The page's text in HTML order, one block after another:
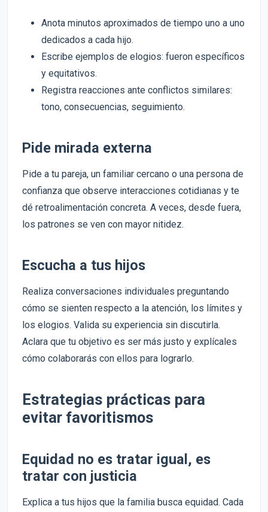
Anota minutos aproximados de tiempo uno a uno
dedicados a cada hijo.
Escribe ejemplos de elogios: fueron específicos
y equitativos.
Registra reacciones ante conflictos similares:
tono, consecuencias, seguimiento.
Pide mirada externa
Pide a tu pareja, un familiar cercano o una persona de
confianza que observe interacciones cotidianas y te
dé retroalimentación concreta. A veces, desde fuera,
los patrones se ven con mayor nitidez.
Escucha a tus hijos
Realiza conversaciones individuales preguntando
cómo se sienten respecto a la atención, los límites y
los elogios. Valida su experiencia sin discutirla.
Aclara que tu objetivo es ser más justo y explícales
cómo colaborarás con ellos para lograrlo.
Estrategias prácticas para
evitar favoritismos
Equidad no es tratar igual, es
tratar con justicia
Explica a tus hijos que la familia busca equidad. Cada